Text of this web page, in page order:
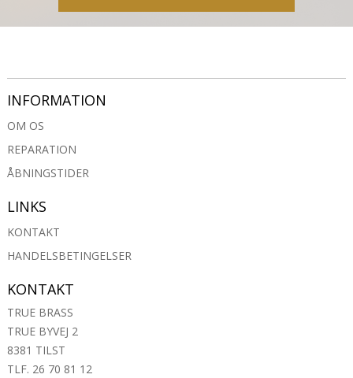
INFORMATION
OM OS
REPARATION
ÅBNINGSTIDER
LINKS
KONTAKT
HANDELSBETINGELSER
KONTAKT
TRUE BRASS
TRUE BYVEJ 2
8381 TILST
TLF. 26 70 81 12